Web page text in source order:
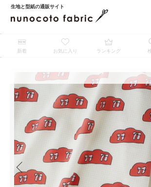
生地と型紙の通販サイト
新着 お気に入り ランキング